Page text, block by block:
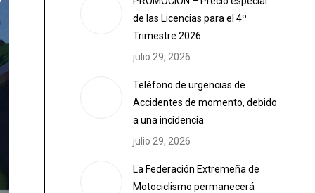
de las Licencias para el 4º
Trimestre 2026.
julio 29, 2026
Teléfono de urgencias de
Accidentes de momento, debido
a una incidencia
julio 29, 2026
La Federación Extremeña de
Motociclismo permanecerá